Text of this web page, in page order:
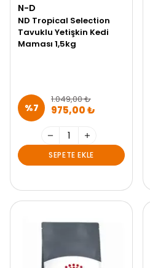
N-D
ND Tropical Selection
Tavuklu Yetişkin Kedi
Maması 1,5kg
%7
1.049,00 ₺
975,00 ₺
SEPETE EKLE